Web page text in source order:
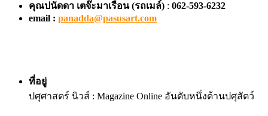
คุณปนัดดา เตจ๊ะมาเรือน (รถเมล์) : 062-593-6232
email : panadda@pasusart.com
ที่อยู่
ปศุศาสตร์ นิวส์ : Magazine Online อันดับหนึ่งด้านปศุสัตว์